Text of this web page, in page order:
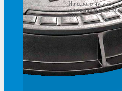
Из серого чугуна с
основанием из бетона
М600